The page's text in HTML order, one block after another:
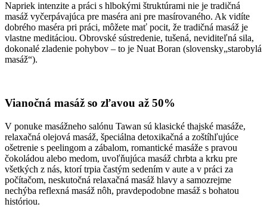
Napriek intenzite a práci s hlbokými štruktúrami nie je tradičná
masáž vyčerpávajúca pre maséra ani pre masírovaného. Ak vidíte
dobrého maséra pri práci, môžete mať pocit, že tradičná masáž je
vlastne meditáciou. Obrovské sústredenie, tušená, neviditeľná sila,
dokonalé zladenie pohybov – to je Nuat Boran (slovensky„starobylá
masáž“).
Vianočná masáž so zľavou až 50%
V ponuke masážneho salónu Tawan sú klasické thajské masáže,
relaxačná olejová masáž, špeciálna detoxikačná a zoštíhľujúce
ošetrenie s peelingom a zábalom, romantické masáže s pravou
čokoládou alebo medom, uvoľňujúca masáž chrbta a krku pre
všetkých z nás, ktorí trpia častým sedením v aute a v práci za
počítačom, neskutočná relaxačná masáž hlavy a samozrejme
nechýba reflexná masáž nôh, pravdepodobne masáž s bohatou
históriou.